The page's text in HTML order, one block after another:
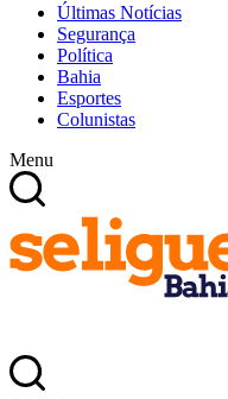
Últimas Notícias
Segurança
Política
Bahia
Esportes
Colunistas
Menu